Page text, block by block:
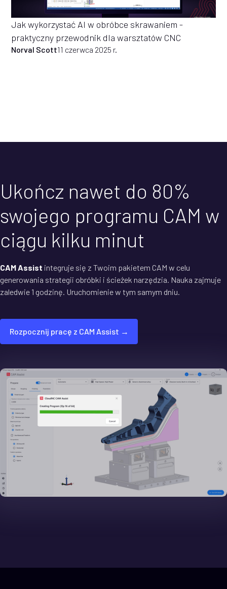
Jak wykorzystać AI w obróbce skrawaniem -
praktyczny przewodnik dla warsztatów CNC
Norval Scott11 czerwca 2025 r.
Ukończ nawet do 80%
swojego programu CAM w
ciągu kilku minut
CAM Assist integruje się z Twoim pakietem CAM w celu
generowania strategii obróbki i ścieżek narzędzia. Nauka zajmuje
zaledwie 1 godzinę. Uruchomienie w tym samym dniu.
Rozpocznij pracę z CAM Assist →